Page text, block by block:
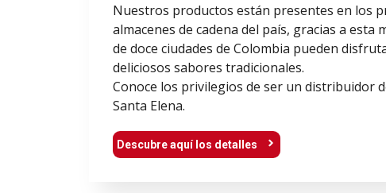
Nuestros productos están presentes en los
almacenes de cadena del país, gracias a esta
de doce ciudades de Colombia pueden
deliciosos sabores tradicionales.
Conoce los privilegios de ser un distribuidor
Santa Elena.
Descubre aquí los detalles